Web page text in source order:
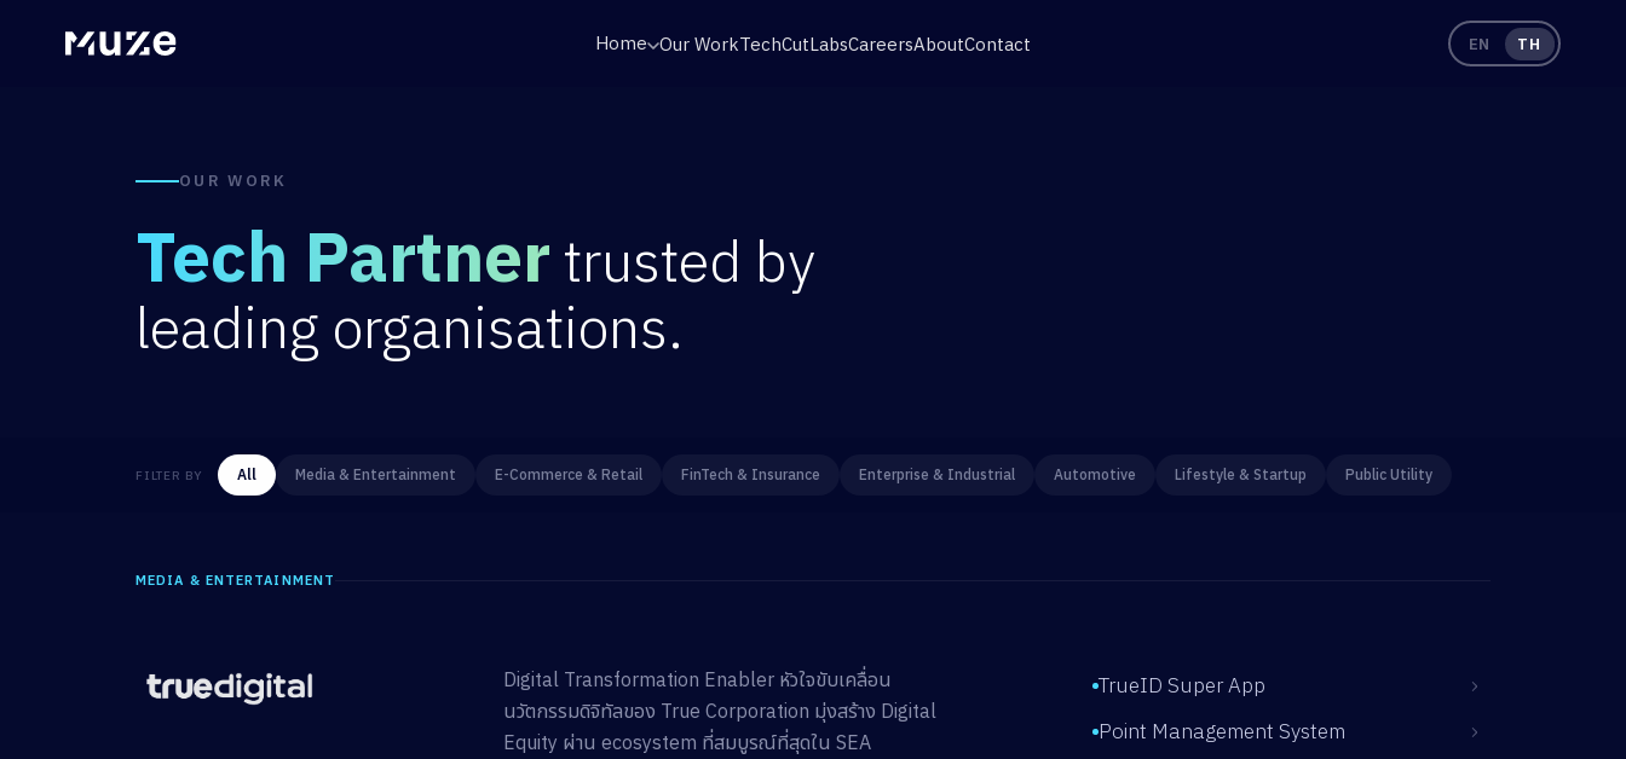
Home Our WorkTechCutLabsCareersAboutContact EN TH
OUR WORK
Tech Partner trusted by
leading organisations.
FILTER BY All Media & Entertainment E-Commerce & Retail FinTech & Insurance Enterprise & Industrial Automotive Lifestyle & Startup Public Utility
MEDIA & ENTERTAINMENT
Digital Transformation Enabler หัวใจขับเคลื่อน
นวัตกรรมดิจิทัลของ True Corporation มุ่งสร้าง Digital
Equity ผ่าน ecosystem ที่สมบูรณ์ที่สุดใน SEA
TrueID Super App ›
Point Management System ›